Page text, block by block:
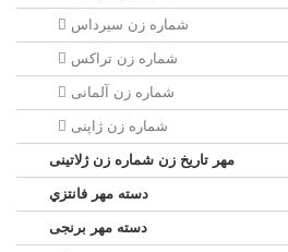
شماره زن سيرداس
شماره زن تراکس
شماره زن آلمانی
شماره زن ژاپنی
مهر تاریخ زن شماره زن ژلاتینی
دسته مهر فانتزي
دسته مهر برنجی